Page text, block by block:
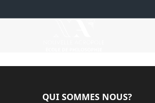
QUI SOMMES NOUS?